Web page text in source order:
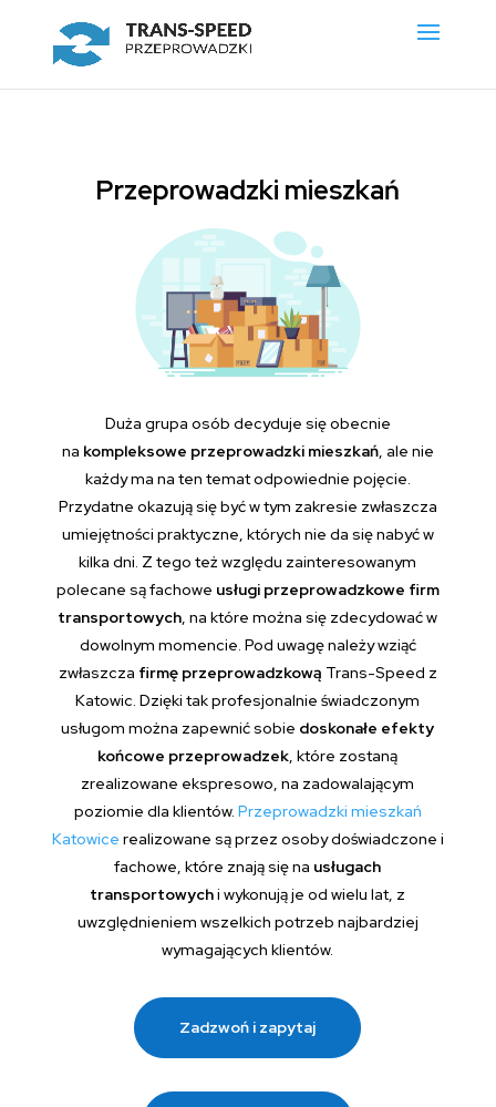
Przeprowadzki mieszkań
Duża grupa osób decyduje się obecnie
na kompleksowe przeprowadzki mieszkań, ale nie
każdy ma na ten temat odpowiednie pojęcie.
Przydatne okazują się być w tym zakresie zwłaszcza
umiejętności praktyczne, których nie da się nabyć w
kilka dni. Z tego też względu zainteresowanym
polecane są fachowe usługi przeprowadzkowe firm
transportowych, na które można się zdecydować w
dowolnym momencie. Pod uwagę należy wziąć
zwłaszcza firmę przeprowadzkową Trans-Speed z
Katowic. Dzięki tak profesjonalnie świadczonym
usługom można zapewnić sobie doskonałe efekty
końcowe przeprowadzek, które zostaną
zrealizowane ekspresowo, na zadowalającym
poziomie dla klientów. Przeprowadzki mieszkań
Katowice realizowane są przez osoby doświadczone i
fachowe, które znają się na usługach
transportowychi wykonują je od wielu lat, z
uwzględnieniem wszelkich potrzeb najbardziej
wymagających klientów.
Zadzwoń i zapytaj